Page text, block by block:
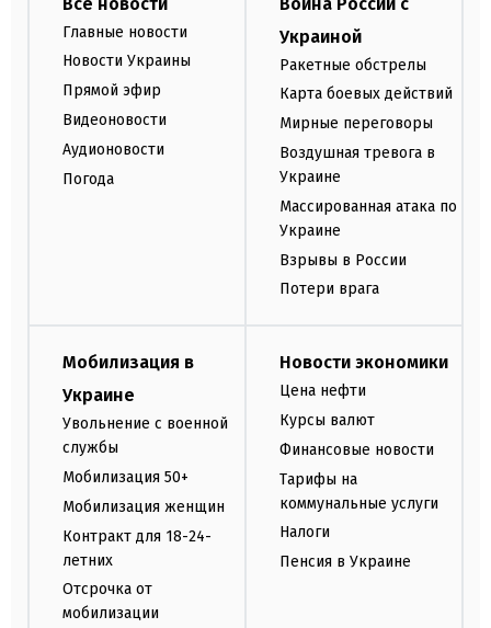
Главные новости
Новости Украины
Прямой эфир
Видеоновости
Аудионовости
Погода
Украиной
Ракетные обстрелы
Карта боевых действий
Мирные переговоры
Воздушная тревога в
Украине
Массированная атака по
Украине
Взрывы в России
Потери врага
Мобилизация в
Украине
Увольнение с военной
службы
Мобилизация 50+
Мобилизация женщин
Контракт для 18-24-
летних
Отсрочка от
мобилизации
Новости экономики
Цена нефти
Курсы валют
Финансовые новости
Тарифы на
коммунальные услуги
Налоги
Пенсия в Украине